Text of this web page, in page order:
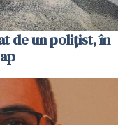
de un polițist, în